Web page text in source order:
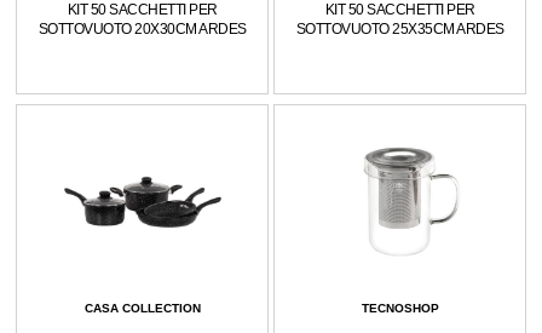
KIT 50 SACCHETTI PER
SOTTOVUOTO 20X30CM ARDES
KIT 50 SACCHETTI PER
SOTTOVUOTO 25X35CM ARDES
CASA COLLECTION TECNOSHOP